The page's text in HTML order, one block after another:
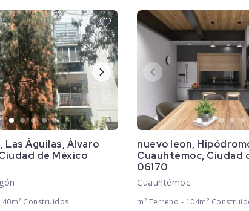
Las Águilas, Álvaro
de México
Construidos
nuevo leon,
Cuauhtémoc, Ciudad
06170
Cuauhtémoc
m² Terreno - 104m²